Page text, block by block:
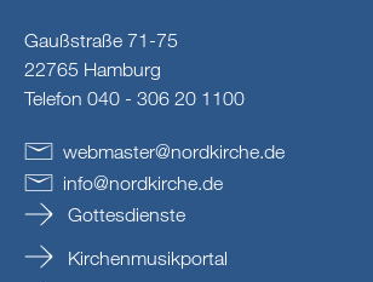
Gaußstraße 71-75
22765 Hamburg
Telefon 040 - 306 20 1100
webmaster@nordkirche.de
info@nordkirche.de
Gottesdienste
Kirchenmusikportal